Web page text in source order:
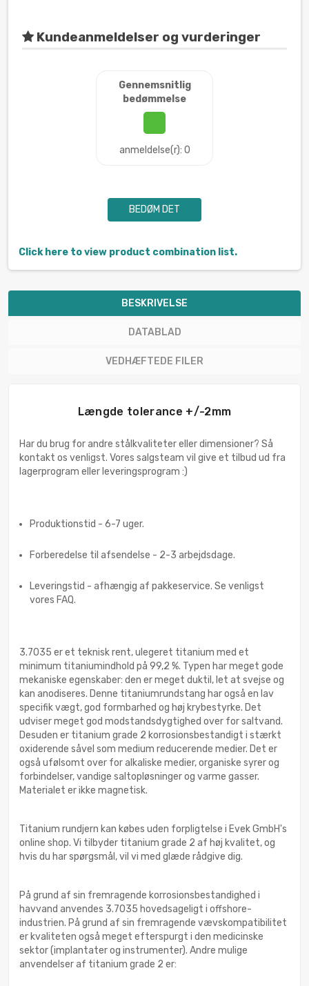
Kundeanmeldelser og vurderinger
Gennemsnitlig
bedømmelse
anmeldelse(r): 0
BEDØM DET
Click here to view product combination list.
BESKRIVELSE
DATABLAD
VEDHÆFTEDE FILER
Længde tolerance +/-2mm
Har du brug for andre stålkvaliteter eller dimensioner? Så
kontakt os venligst. Vores salgsteam vil give et tilbud ud fra
lagerprogram eller leveringsprogram :)
Produktionstid - 6-7 uger.
Forberedelse til afsendelse - 2-3 arbejdsdage.
Leveringstid - afhængig af pakkeservice. Se venligst
vores FAQ.
3.7035 er et teknisk rent, ulegeret titanium med et
minimum titaniumindhold på 99,2 %. Typen har meget gode
mekaniske egenskaber: den er meget duktil, let at svejse og
kan anodiseres. Denne titaniumrundstang har også en lav
specifik vægt, god formbarhed og høj krybestyrke. Det
udviser meget god modstandsdygtighed over for saltvand.
Desuden er titanium grade 2 korrosionsbestandigt i stærkt
oxiderende såvel som medium reducerende medier. Det er
også ufølsomt over for alkaliske medier, organiske syrer og
forbindelser, vandige saltopløsninger og varme gasser.
Materialet er ikke magnetisk.
Titanium rundjern kan købes uden forpligtelse i Evek GmbH's
online shop. Vi tilbyder titanium grade 2 af høj kvalitet, og
hvis du har spørgsmål, vil vi med glæde rådgive dig.
På grund af sin fremragende korrosionsbestandighed i
havvand anvendes 3.7035 hovedsageligt i offshore-
industrien. På grund af sin fremragende vævskompatibilitet
er kvaliteten også meget efterspurgt i den medicinske
sektor (implantater og instrumenter). Andre mulige
anvendelser af titanium grade 2 er: